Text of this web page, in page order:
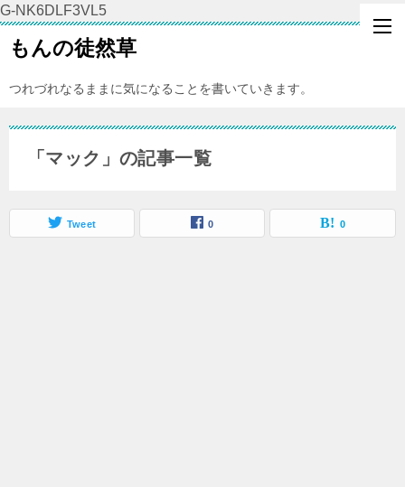
G-NK6DLF3VL5
もんの徒然草
つれづれなるままに気になることを書いていきます。
「マック」の記事一覧
Tweet 0 0